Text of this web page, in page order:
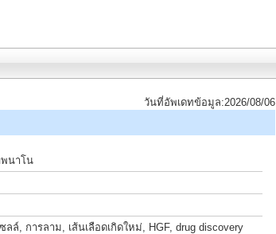
วันที่อัพเดทข้อมูล:2026/08/06
นาโน
ล์, การลาม, เส้นเลือดเกิดใหม่, HGF, drug discovery